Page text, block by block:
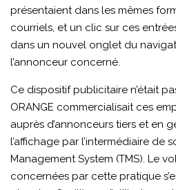
présentaient dans les mêmes
courriels, et un clic sur ces
dans un nouvel onglet du
l’annonceur concerné.
Ce dispositif publicitaire n’était
ORANGE commercialisait ces
auprès d’annonceurs tiers et en
l’affichage par l’intermédiaire de
Management System (TMS). Le
concernées par cette pratique